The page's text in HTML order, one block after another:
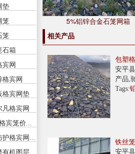
垫
笼
笼
石箱
宾网
格宾网
格宾网垫
凡格宾网
宾笼价...
护格宾网...
有机图层...
5%铝锌合金石笼网箱
相关产品
包塑
安平
产品,
Tags:
铁丝
安平